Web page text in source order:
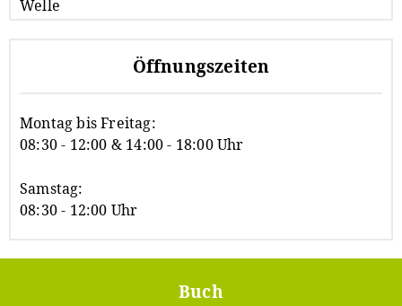
Öffnungszeiten
Montag bis Freitag:
08:30 - 12:00 & 14:00 - 18:00 Uhr
Samstag:
08:30 - 12:00 Uhr
Buch